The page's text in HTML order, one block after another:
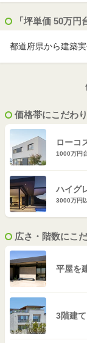
奈良
愛媛
高知
島根
岡山
福岡
佐賀
大分
宮崎
鹿児島
沖縄
「坪単価 50万
都道府県から建築
価格帯にこだわ
ローコ
1000万円
ハイグ
3000万円
広さ・階数にこ
平屋を
3階建